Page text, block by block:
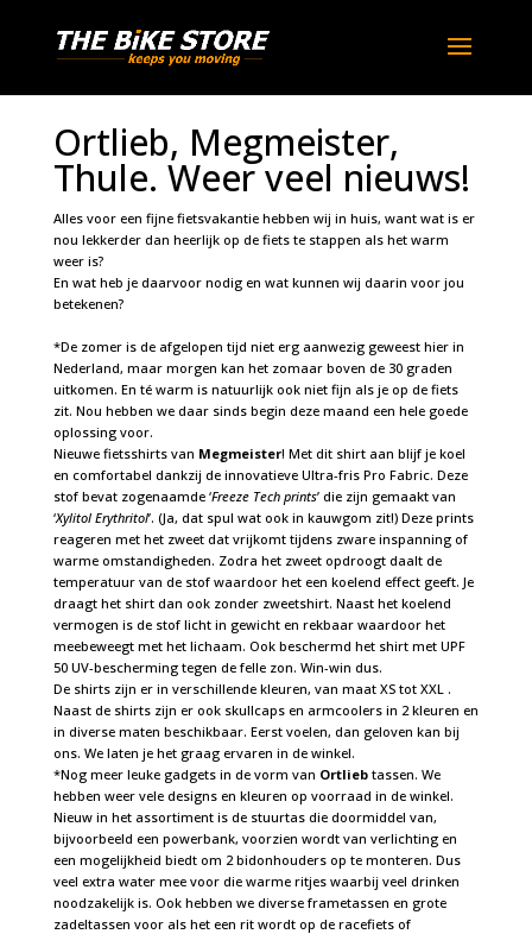
Ortlieb, Megmeister,
Thule. Weer veel nieuws!
Alles voor een fijne fietsvakantie hebben wij in huis, want wat is er
nou lekkerder dan heerlijk op de fiets te stappen als het warm
weer is?
En wat heb je daarvoor nodig en wat kunnen wij daarin voor jou
betekenen?
*De zomer is de afgelopen tijd niet erg aanwezig geweest hier in
Nederland, maar morgen kan het zomaar boven de 30 graden
uitkomen. En té warm is natuurlijk ook niet fijn als je op de fiets
zit. Nou hebben we daar sinds begin deze maand een hele goede
oplossing voor.
Nieuwe fietsshirts van Megmeister! Met dit shirt aan blijf je koel
en comfortabel dankzij de innovatieve Ultra-fris Pro Fabric. Deze
stof bevat zogenaamde ‘Freeze Tech prints’ die zijn gemaakt van
‘Xylitol Erythritol’. (Ja, dat spul wat ook in kauwgom zit!) Deze prints
reageren met het zweet dat vrijkomt tijdens zware inspanning of
warme omstandigheden. Zodra het zweet opdroogt daalt de
temperatuur van de stof waardoor het een koelend effect geeft. Je
draagt het shirt dan ook zonder zweetshirt. Naast het koelend
vermogen is de stof licht in gewicht en rekbaar waardoor het
meebeweegt met het lichaam. Ook beschermd het shirt met UPF
50 UV-bescherming tegen de felle zon. Win-win dus.
De shirts zijn er in verschillende kleuren, van maat XS tot XXL .
Naast de shirts zijn er ook skullcaps en armcoolers in 2 kleuren en
in diverse maten beschikbaar. Eerst voelen, dan geloven kan bij
ons. We laten je het graag ervaren in de winkel.
*Nog meer leuke gadgets in de vorm van Ortliebtassen. We
hebben weer vele designs en kleuren op voorraad in de winkel.
Nieuw in het assortiment is de stuurtas die doormiddel van,
bijvoorbeeld een powerbank, voorzien wordt van verlichting en
een mogelijkheid biedt om 2 bidonhouders op te monteren. Dus
veel extra water mee voor die warme ritjes waarbij veel drinken
noodzakelijk is. Ook hebben we diverse frametassen en grote
zadeltassen voor als het een rit wordt op de racefiets of